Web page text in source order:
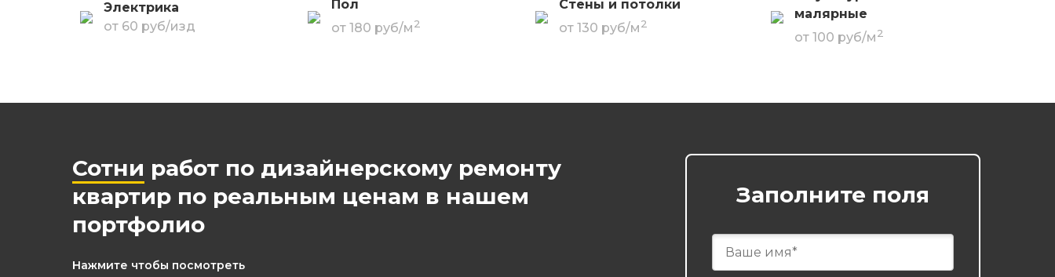
Электрика
от 60 руб/изд
Пол
от 180 руб/м2
Стены и потолки
от 130 руб/м2
малярные
от 100 руб/м2
Сотни работ по дизайнерскому ремонту
квартир по реальным ценам в нашем
портфолио
Нажмите чтобы посмотреть
Заполните поля